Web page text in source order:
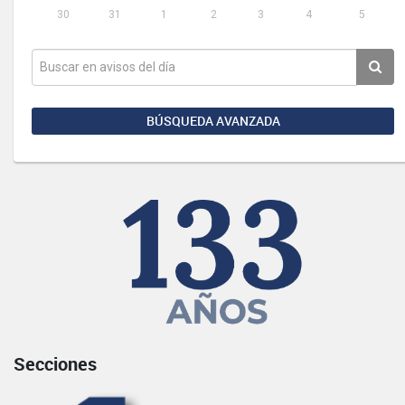
30
31 1 2 3 4 5
BÚSQUEDA AVANZADA
Secciones